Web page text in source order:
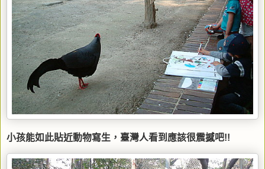
小孩能如此貼近動物寫生，臺灣人看到應該很震撼吧!!